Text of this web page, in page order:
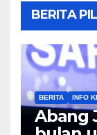
BERITA
BERITA INFO
Abang